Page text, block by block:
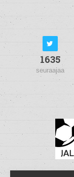
1635
seuraajaa